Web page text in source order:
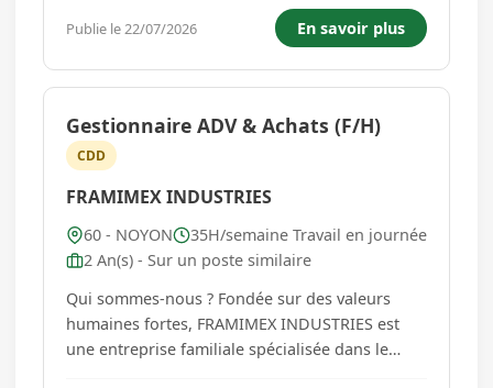
Votre mission. Dans le cadre de travaux
d'installation électrique sur site industriel, vous
serez ame...
Publie le 22/07/2026 En savoir plus
Gestionnaire ADV & Achats (F/H)
CDD
FRAMIMEX INDUSTRIES
60 - NOYON
35H/semaine Travail en journée
2 An(s) - Sur un poste similaire
Qui sommes-nous ? Fondée sur des valeurs
humaines fortes, FRAMIMEX INDUSTRIES est
une entreprise familiale spécialisée dans le